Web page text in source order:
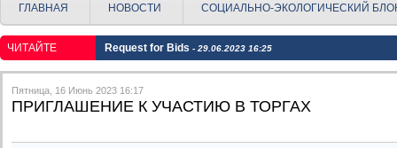
ГЛАВНАЯ НОВОСТИ СОЦИАЛЬНО-ЭКОЛОГИЧЕСКИЙ
ЧИТАЙТЕ Request for Bids - 29.06.2023 16:25
Пятница, 16 Июнь 2023 16:17
ПРИГЛАШЕНИЕ К УЧАСТИЮ В ТОРГАХ